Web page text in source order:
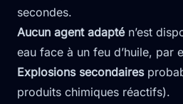
secondes.
Aucun agent adaptén’est
eau face à un feu d’huile, par
Explosions secondaires
produits chimiques réactifs).